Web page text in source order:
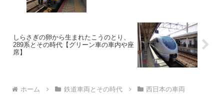
しらさぎの卵から生まれたこうのとり、
289系とその時代【グリーン車の車内や座
席】
ホーム 鉄道車両とその時代 西日本の車両